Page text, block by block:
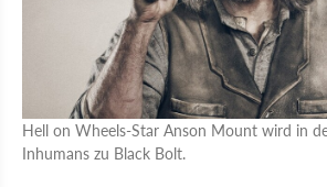
Hell on Wheels-Star Anson Mount wird in
Inhumans zu Black Bolt.